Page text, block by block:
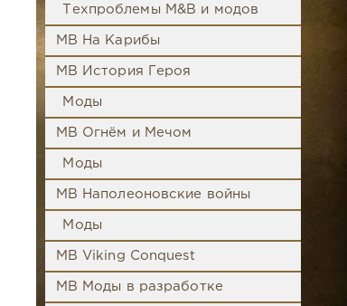
Техпроблемы M&B и модов
MB На Карибы
MB История Героя
Моды
MB Огнём и Мечом
Моды
MB Наполеоновские войны
Моды
MB Viking Conquest
MB Моды в разработке